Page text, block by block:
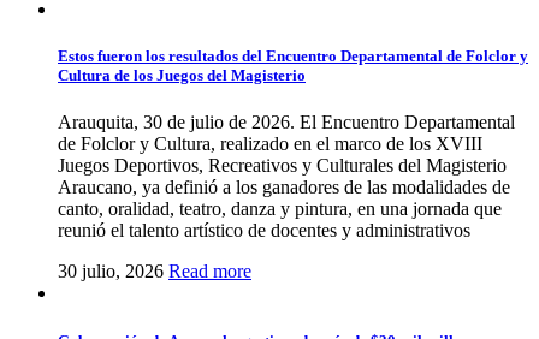
Estos fueron los resultados del Encuentro Departamental de Folclor y
Cultura de los Juegos del Magisterio
Arauquita, 30 de julio de 2026. El Encuentro Departamental
de Folclor y Cultura, realizado en el marco de los XVIII
Juegos Deportivos, Recreativos y Culturales del Magisterio
Araucano, ya definió a los ganadores de las modalidades de
canto, oralidad, teatro, danza y pintura, en una jornada que
reunió el talento artístico de docentes y administrativos
30 julio, 2026 Read more